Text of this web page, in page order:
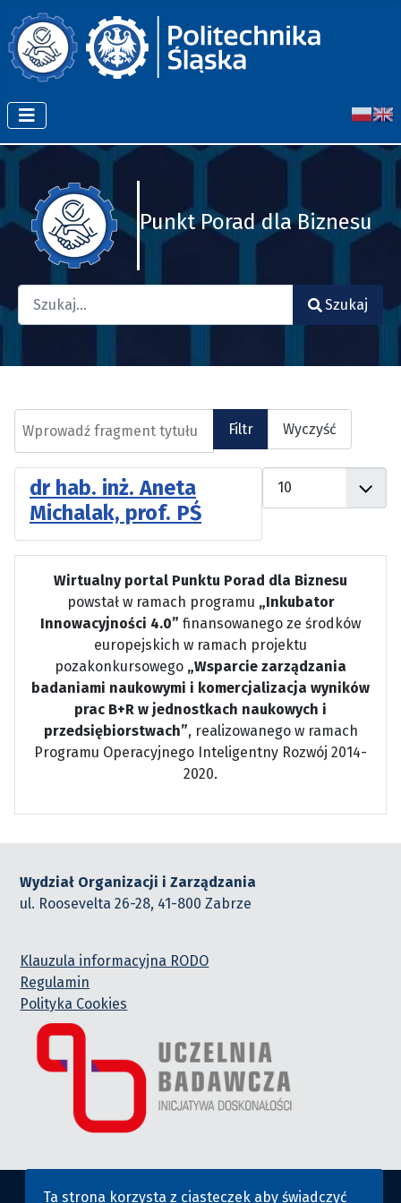
Punkt Porad dla Biznesu
Szukaj
Filtr Wyczyść
dr hab. inż. Aneta
Michalak, prof. PŚ
Wirtualny portal Punktu Porad dla Biznesu
powstał w ramach programu „Inkubator
Innowacyjności 4.0” finansowanego ze środków
europejskich w ramach projektu
pozakonkursowego „Wsparcie zarządzania
badaniami naukowymi i komercjalizacja wyników
prac B+R w jednostkach naukowych i
przedsiębiorstwach”, realizowanego w ramach
Programu Operacyjnego Inteligentny Rozwój 2014-
2020.
Wydział Organizacji i Zarządzania
ul. Roosevelta 26-28, 41-800 Zabrze
Klauzula informacyjna RODO
Regulamin
Polityka Cookies
Ta strona korzysta z ciasteczek aby świadczyć